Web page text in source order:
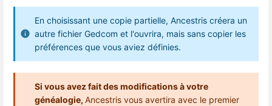
En choisissant une copie partielle, Ancestris créera un
autre fichier Gedcom et l'ouvrira, mais sans copier les
préférences que vous aviez définies.
Si vous avez fait des modifications à votre
généalogie, Ancestris vous avertira avec le premier